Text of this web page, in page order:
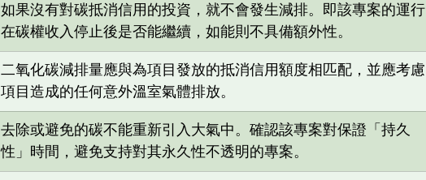
如果沒有對碳抵消信用的投資，就不會發生減排。即該專案的運行
在碳權收入停止後是否能繼續，如能則不具備額外性。
二氧化碳減排量應與為項目發放的抵消信用額度相匹配，並應考慮
項目造成的任何意外溫室氣體排放。
去除或避免的碳不能重新引入大氣中。確認該專案對保證「持久
性」時間，避免支持對其永久性不透明的專案。